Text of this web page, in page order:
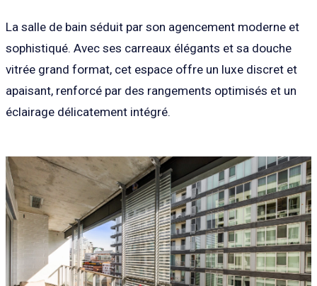
La salle de bain séduit par son agencement moderne et
sophistiqué. Avec ses carreaux élégants et sa douche
vitrée grand format, cet espace offre un luxe discret et
apaisant, renforcé par des rangements optimisés et un
éclairage délicatement intégré.